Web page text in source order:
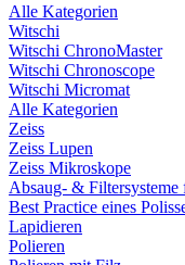
Alle Kategorien
Witschi
Witschi ChronoMaster
Witschi Chronoscope
Witschi Micromat
Alle Kategorien
Zeiss
Zeiss Lupen
Zeiss Mikroskope
Absaug- & Filtersysteme
Best Practice eines
Lapidieren
Polieren